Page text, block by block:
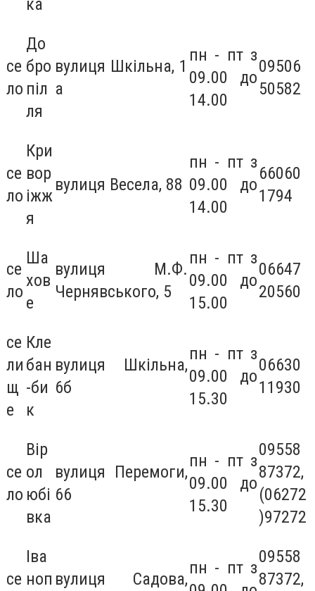
ка
се
ло
До
бро
піл
ля
вулиця Шкільна, 1
а
пн - пт з
09.00 до
14.00
09506
50582
се
ло
Кри
вор
іжж
я
вулиця Весела, 88
пн - пт з
09.00 до
14.00
66060
1794
се
ло
Ша
хов
е
вулиця М.Ф.
Чернявського, 5
пн - пт з
09.00 до
15.00
06647
20560
се
ли
щ
е
Кле
бан
-би
к
вулиця Шкільна,
6б
пн - пт з
09.00 до
15.30
06630
11930
се
ло
Вір
ол
юбі
вка
вулиця Перемоги,
66
пн - пт з
09.00 до
15.30
09558
87372,
(06272
)97272
се
Іва
ноп вулиця Садова,
пн - пт з
09558
87372,